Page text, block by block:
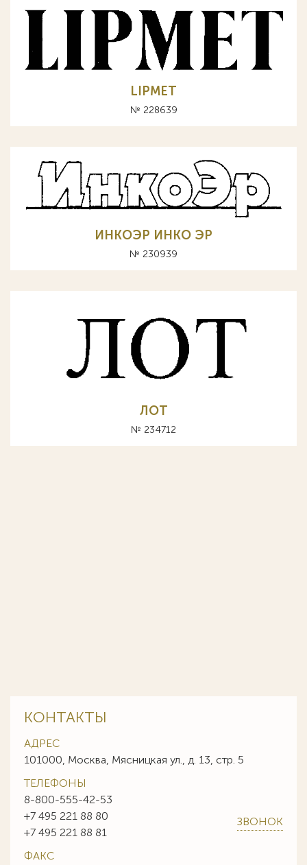
LIPMET
№ 228639
ИНКОЭР ИНКО ЭР
№ 230939
ЛОТ
№ 234712
КОНТАКТЫ
АДРЕС
101000, Москва, Мясницкая ул., д. 13, стр. 5
ТЕЛЕФОНЫ
8-800-555-42-53
+7 495 221 88 80
+7 495 221 88 81
ЗВОНОК
ФАКС